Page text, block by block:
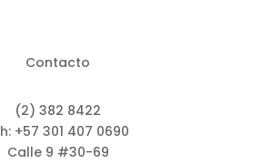
Contacto
(2) 382 8422
+57 301 407 0690
Calle 9 #30-69